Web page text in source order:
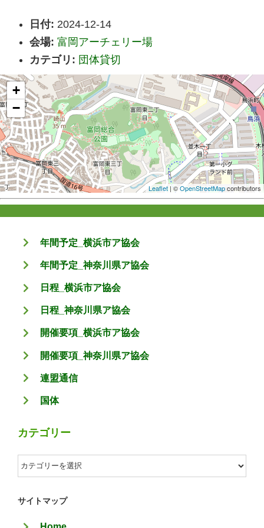
日付: 2024-12-14
会場: 富岡アーチェリー場
カテゴリ: 団体貸切
+
−
Leaflet | ©OpenStreetMapcontributors
年間予定_横浜市ア協会
年間予定_神奈川県ア協会
日程_横浜市ア協会
日程_神奈川県ア協会
開催要項_横浜市ア協会
開催要項_神奈川県ア協会
連盟通信
国体
カテゴリー
カ
テ
ゴ
サイトマップ